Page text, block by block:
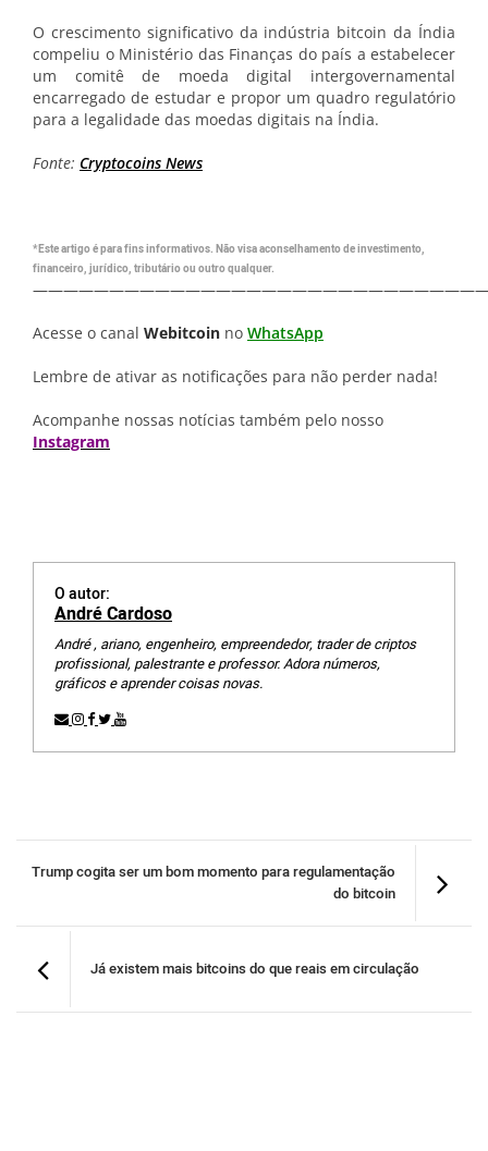
O crescimento significativo da indústria bitcoin da Índia
compeliu o Ministério das Finanças do país a estabelecer
um comitê de moeda digital intergovernamental
encarregado de estudar e propor um quadro regulatório
para a legalidade das moedas digitais na Índia.
Fonte: Cryptocoins News
*Este artigo é para fins informativos. Não visa aconselhamento de investimento,
financeiro, jurídico, tributário ou outro qualquer.
Acesse o canal Webitcoin no WhatsApp
Lembre de ativar as notificações para não perder nada!
Acompanhe nossas notícias também pelo nosso
Instagram
O autor:
André Cardoso
André , ariano, engenheiro, empreendedor, trader de criptos
profissional, palestrante e professor. Adora números,
gráficos e aprender coisas novas.
Trump cogita ser um bom momento para regulamentação
do bitcoin
Já existem mais bitcoins do que reais em circulação